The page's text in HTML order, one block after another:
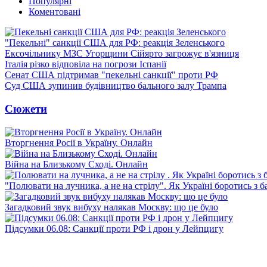
Коментовані
"Пекельні" санкції США для РФ: реакція Зеленського
Ексочільнику МЗС Угорщини Сійярто загрожує в'язниця
Італія різко відповіла на погрози Іспанії
Сенат США підтримав "пекельні санкції" проти РФ
Суд США зупинив будівництво бального залу Трампа
Сюжети
Вторгнення Росії в Україну. Онлайн
Війна на Близькому Сході. Онлайн
"Полювати на лучника, а не на стрілу". Як Україні боротись з
Загадковий звук вибуху налякав Москву: що це було
Підсумки 06.08: Санкції проти РФ і дрон у Лейпцигу